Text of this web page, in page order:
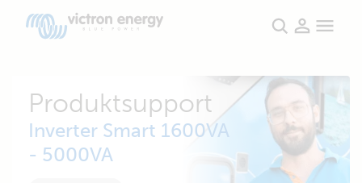
Produktsupport
Inverter Smart 1600VA
- 5000VA